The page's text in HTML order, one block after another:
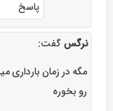
پاسخ
نرگسگفت:
مگه در زمان بارداری
رو بخوره